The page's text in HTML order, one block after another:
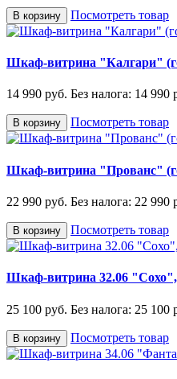
В корзину Посмотреть товар
Шкаф-витрина "Калгари"
14 990 руб. Без налога: 14 990
В корзину Посмотреть товар
Шкаф-витрина "Прованс"
22 990 руб. Без налога: 22 990
В корзину Посмотреть товар
Шкаф-витрина 32.06
25 100 руб. Без налога: 25 100
В корзину Посмотреть товар